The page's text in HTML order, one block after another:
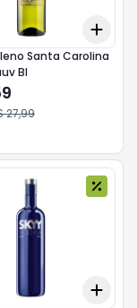
Add
Santa Carolina
Bl
27,99
Add